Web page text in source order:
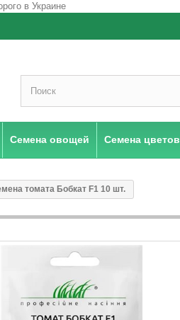
Семена овощей Семена цветов
томата Бобкат F1 10 шт.